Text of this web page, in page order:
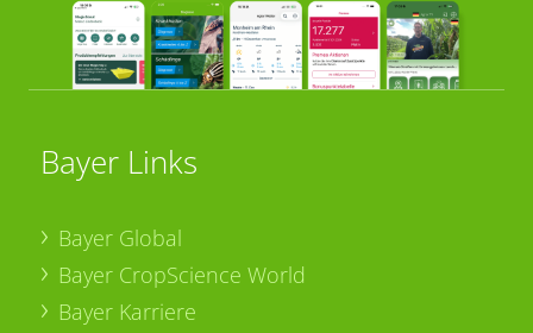
Bayer Links
Bayer Global
Bayer CropScience World
Bayer Karriere